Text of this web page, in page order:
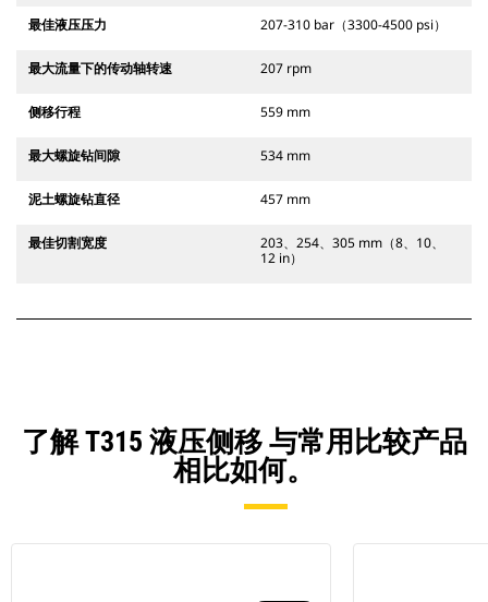
最佳液压压力 207-310 bar（3300-4500 psi）
最大流量下的传动轴转速 207 rpm
侧移行程 559 mm
最大螺旋钻间隙 534 mm
泥土螺旋钻直径 457 mm
最佳切割宽度
203、254、305 mm（8、10、
12 in）
了解 T315 液压侧移 与常用比较产品
相比如何。